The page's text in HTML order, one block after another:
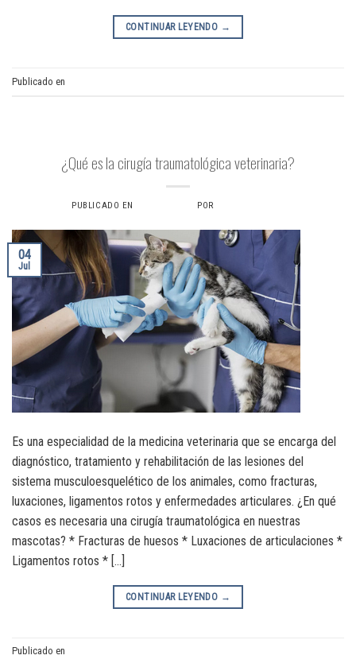
CONTINUAR LEYENDO →
Publicado en
¿Qué es la cirugía traumatológica veterinaria?
PUBLICADO EN POR
04
Jul
Es una especialidad de la medicina veterinaria que se encarga del
diagnóstico, tratamiento y rehabilitación de las lesiones del
sistema musculoesquelético de los animales, como fracturas,
luxaciones, ligamentos rotos y enfermedades articulares. ¿En qué
casos es necesaria una cirugía traumatológica en nuestras
mascotas? * Fracturas de huesos * Luxaciones de articulaciones *
Ligamentos rotos * […]
CONTINUAR LEYENDO →
Publicado en